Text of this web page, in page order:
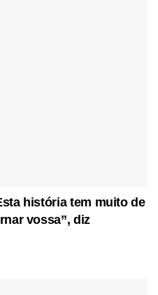
história tem muito de
vossa”, diz